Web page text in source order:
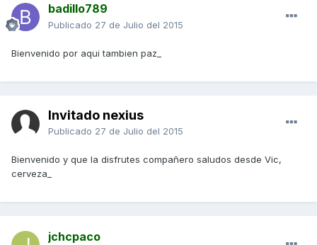
badillo789
Publicado 27 de Julio del 2015
Bienvenido por aqui tambien paz_
Invitado nexius
Publicado 27 de Julio del 2015
Bienvenido y que la disfrutes compañero saludos desde Vic,
cerveza_
jchcpaco